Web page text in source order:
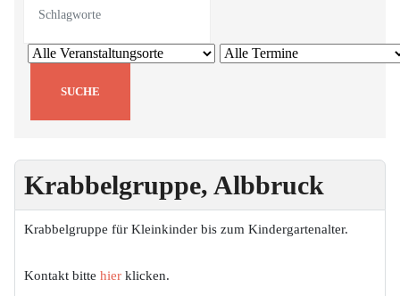
Krabbelgruppe, Albbruck
Krabbelgruppe für Kleinkinder bis zum Kindergartenalter.
Kontakt bitte hier klicken.